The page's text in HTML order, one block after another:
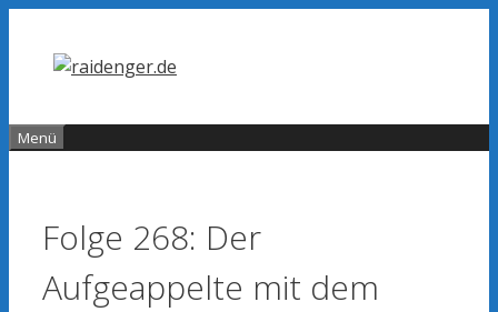
Inhalt
springen
Menü
Folge 268: Der
Aufgeappelte mit dem